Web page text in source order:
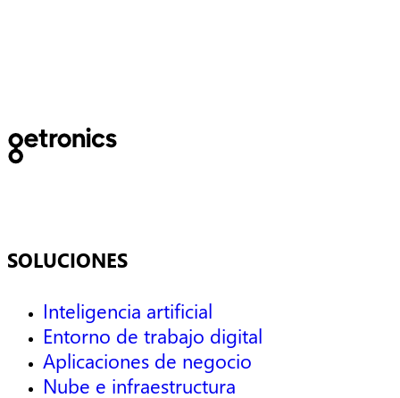
SOLUCIONES
Inteligencia artificial
Entorno de trabajo digital
Aplicaciones de negocio
Nube e infraestructura